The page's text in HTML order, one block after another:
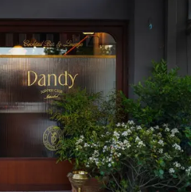
odaklanan bu özel
gün batımından
bir deneyim sunuyor.